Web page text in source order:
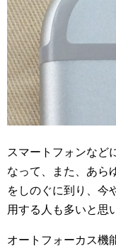
スマートフォンなど
なって、また、あら
をしのぐに到り、今
用する人も多いと思
オートフォーカス機